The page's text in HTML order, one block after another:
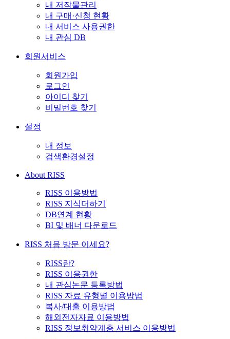
내 저작물관리
내 구매·신청 현황
내 서비스 사용권한
내 관심 DB
회원서비스
회원가입
로그인
아이디 찾기
비밀번호 찾기
설정
내 정보
검색환경설정
About RISS
RISS 이용방법
RISS 지식더하기
DB연계 현황
BI 및 배너 다운로드
RISS 처음 방문 이세요?
RISS란?
RISS 이용권한
내 관심논문 등록방법
RISS 자료 유형별 이용방법
복사/대출 이용방법
해외전자자료 이용방법
RISS 정보취약계층 서비스 이용방법